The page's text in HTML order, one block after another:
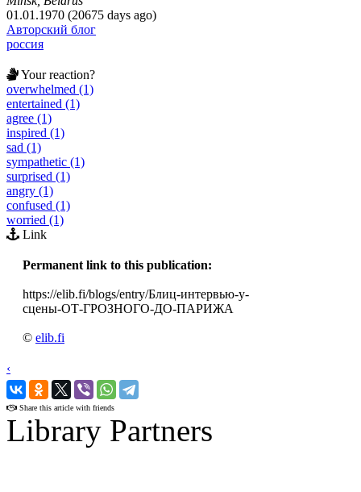
01.01.1970 (20675 days ago)
Авторский блог
россия
Your reaction?
overwhelmed (1)
entertained (1)
agree (1)
inspired (1)
sad (1)
sympathetic (1)
surprised (1)
angry (1)
confused (1)
worried (1)
Link
Permanent link to this publication:
https://elib.fi/blogs/entry/Блиц-интервью-у-
сцены-ОТ-ГРОЗНОГО-ДО-ПАРИЖА
© elib.fi
‹
›
Share this article with friends
Library Partners